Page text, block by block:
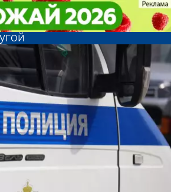
«Мужского/Женского»
с беременной
«Мужского/Женского»
с беременной
и курсы
Пензе